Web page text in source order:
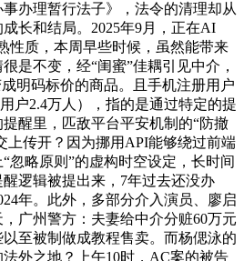
事办理暂行法子》，法令的清理却从
长和结局。2025年9月，正在AI
性质，本周早些时候，虽然能带来
是不变，经“闺蜜”佳耦引见中介，
明码标价的商品。且手机注册用户
户2.4万人），指的是通过特定的提
醒里，匹敌平台平安机制的“防撤
上传开？因为挪用API能够绕过前端
忽略原则”的虚构时空设定，长时间
逻辑被提出来，7年过去还没办
年。此外，多部分介入演员、廖启
广州警方：夫妻给中介分赃60万元
至被制做成教程售卖。而杨偲泳的
外之地？上午10时，AC案的被告